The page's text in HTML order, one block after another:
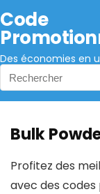
Code
Des économies en
Bulk
Profitez des
avec des